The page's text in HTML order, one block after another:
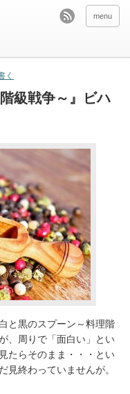
menu
く
級戦争～』ビハ
と黒のスプーン～料理階
、周りで「面白い」とい
たらそのまま・・・とい
見終わっていませんが。